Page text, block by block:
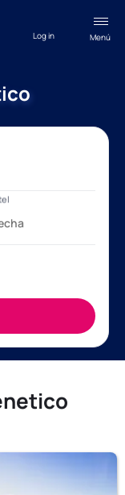
Menú
Log in